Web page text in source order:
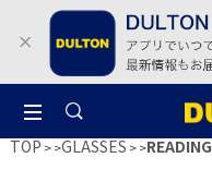
TOP >GLASSES >